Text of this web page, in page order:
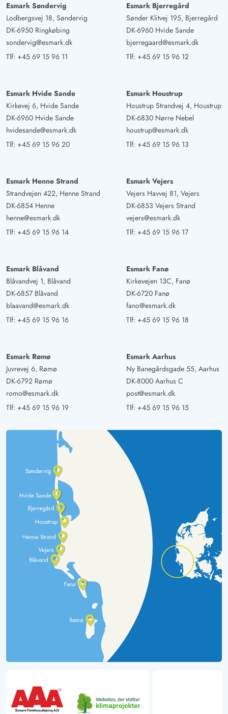
Esmark Søndervig
Lodbergsvej 18, Søndervig
DK-6950 Ringkøbing
sondervig@esmark.dk
Tlf: +45 69 15 96 11
Esmark Bjerregård
Sønder Klitvej 195, Bjerregård
DK-6960 Hvide Sande
bjerregaard@esmark.dk
Tlf: +45 69 15 96 12
Esmark Hvide Sande
Kirkevej 6, Hvide Sande
DK-6960 Hvide Sande
hvidesande@esmark.dk
Tlf: +45 69 15 96 20
Esmark Houstrup
Houstrup Strandvej 4, Houstrup
DK-6830 Nørre Nebel
houstrup@esmark.dk
Tlf: +45 69 15 96 13
Esmark Henne Strand
Strandvejen 422, Henne Strand
DK-6854 Henne
henne@esmark.dk
Tlf: +45 69 15 96 14
Esmark Vejers
Vejers Havvej 81, Vejers
DK-6853 Vejers Strand
vejers@esmark.dk
Tlf: +45 69 15 96 17
Esmark Blåvand
Blåvandvej 1, Blåvand
DK-6857 Blåvand
blaavand@esmark.dk
Tlf: +45 69 15 96 16
Esmark Fanø
Kirkevejen 13C, Fanø
DK-6720 Fanø
fano@esmark.dk
Tlf: +45 69 15 96 18
Esmark Rømø
Juvrevej 6, Rømø
DK-6792 Rømø
romo@esmark.dk
Tlf: +45 69 15 96 19
Esmark Aarhus
Ny Banegårdsgade 55, Aarhus
DK-8000 Aarhus C
post@esmark.dk
Tlf: +45 69 15 96 15